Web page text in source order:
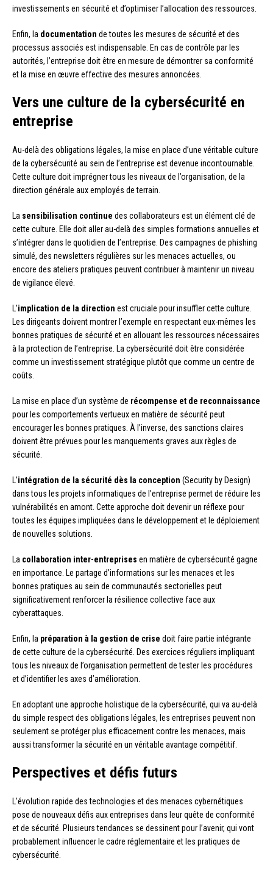
investissements en sécurité et d’optimiser l’allocation des ressources.
Enfin, la documentation de toutes les mesures de sécurité et des
processus associés est indispensable. En cas de contrôle par les
autorités, l’entreprise doit être en mesure de démontrer sa conformité
et la mise en œuvre effective des mesures annoncées.
Vers une culture de la cybersécurité en
entreprise
Au-delà des obligations légales, la mise en place d’une véritable culture
de la cybersécurité au sein de l’entreprise est devenue incontournable.
Cette culture doit imprégner tous les niveaux de l’organisation, de la
direction générale aux employés de terrain.
La sensibilisation continue des collaborateurs est un élément clé de
cette culture. Elle doit aller au-delà des simples formations annuelles et
s’intégrer dans le quotidien de l’entreprise. Des campagnes de phishing
simulé, des newsletters régulières sur les menaces actuelles, ou
encore des ateliers pratiques peuvent contribuer à maintenir un niveau
de vigilance élevé.
L’implication de la direction est cruciale pour insuffler cette culture.
Les dirigeants doivent montrer l’exemple en respectant eux-mêmes les
bonnes pratiques de sécurité et en allouant les ressources nécessaires
à la protection de l’entreprise. La cybersécurité doit être considérée
comme un investissement stratégique plutôt que comme un centre de
coûts.
La mise en place d’un système de récompense et de reconnaissance
pour les comportements vertueux en matière de sécurité peut
encourager les bonnes pratiques. À l’inverse, des sanctions claires
doivent être prévues pour les manquements graves aux règles de
sécurité.
L’intégration de la sécurité dès la conception (Security by Design)
dans tous les projets informatiques de l’entreprise permet de réduire les
vulnérabilités en amont. Cette approche doit devenir un réflexe pour
toutes les équipes impliquées dans le développement et le déploiement
de nouvelles solutions.
La collaboration inter-entreprises en matière de cybersécurité gagne
en importance. Le partage d’informations sur les menaces et les
bonnes pratiques au sein de communautés sectorielles peut
significativement renforcer la résilience collective face aux
cyberattaques.
Enfin, la préparation à la gestion de crise doit faire partie intégrante
de cette culture de la cybersécurité. Des exercices réguliers impliquant
tous les niveaux de l’organisation permettent de tester les procédures
et d’identifier les axes d’amélioration.
En adoptant une approche holistique de la cybersécurité, qui va au-delà
du simple respect des obligations légales, les entreprises peuvent non
seulement se protéger plus efficacement contre les menaces, mais
aussi transformer la sécurité en un véritable avantage compétitif.
Perspectives et défis futurs
L’évolution rapide des technologies et des menaces cybernétiques
pose de nouveaux défis aux entreprises dans leur quête de conformité
et de sécurité. Plusieurs tendances se dessinent pour l’avenir, qui vont
probablement influencer le cadre réglementaire et les pratiques de
cybersécurité.